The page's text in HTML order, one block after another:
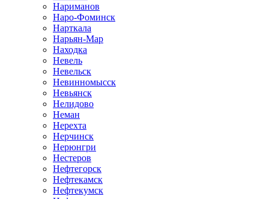
Нариманов
Наро-Фоминск
Нарткала
Нарьян-Мар
Находка
Невель
Невельск
Невинномысск
Невьянск
Нелидово
Неман
Нерехта
Нерчинск
Нерюнгри
Нестеров
Нефтегорск
Нефтекамск
Нефтекумск